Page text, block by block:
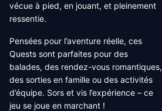
vécue à pied, en jouant, et pleinement
ressentie.
Pensées pour l’aventure réelle, ces
Quests sont parfaites pour des
balades, des rendez-vous romantiques,
des sorties en famille ou des activités
d’équipe. Sors et vis l’expérience – ce
jeu se joue en marchant !